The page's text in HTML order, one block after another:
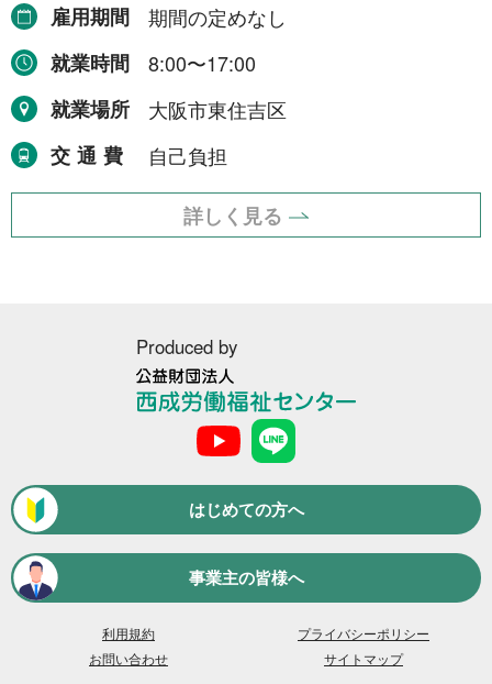
建設・土木・電気工事
配送・輸送・機械運転等
警備
清掃・洗浄
運搬・包装・選別等
求人形態から探す
現金求人
契約求人 62件
一般求人
1件
雇用期間
期間の定めなし
就業時間
8:00〜17:00
就業場所
大阪市東住吉区
交通費
自己負担
詳しく見る
Produced by
団
西
働
福
祉
セ
はじめての方へ
事業主の皆様へ
利用規約
プライバシーポリシー
お問い合わせ
サイトマップ